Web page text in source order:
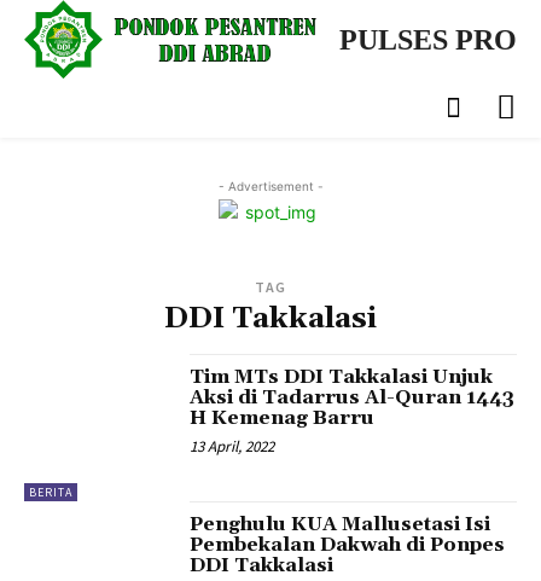
PULSES PRO
- Advertisement -
TAG
DDI Takkalasi
BERITA
Tim MTs DDI Takkalasi Unjuk
Aksi di Tadarrus Al-Quran 1443
H Kemenag Barru
13 April, 2022
Penghulu KUA Mallusetasi Isi
Pembekalan Dakwah di Ponpes
DDI Takkalasi